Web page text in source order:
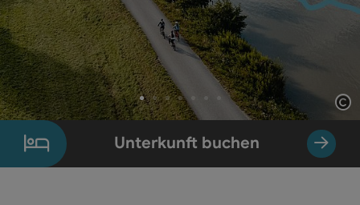
Element 1 von 7
Unterkunft buchen